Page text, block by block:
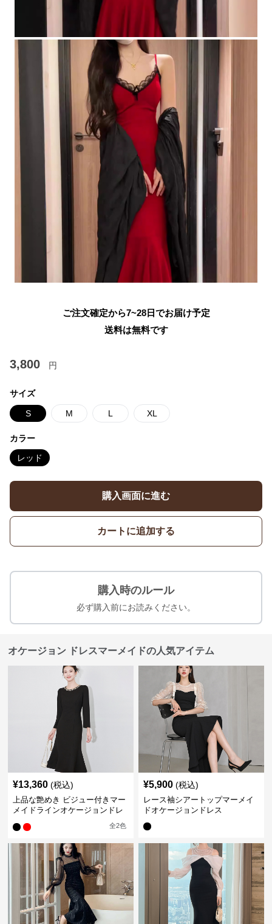
ご注文確定から7~28日でお届け予定
送料は無料です
3,800 円
サイズ
S M L XL
カラー
レッド
購入画面に進む
カートに追加する
購入時のルール
必ず購入前にお読みください。
オケージョン ドレスマーメイドの人気アイテム
¥13,360 (税込)
上品な艶めき ビジュー付きマー
メイドラインオケージョンドレ
全2色
¥5,900 (税込)
レース袖シアートップマーメイ
ドオケージョンドレス